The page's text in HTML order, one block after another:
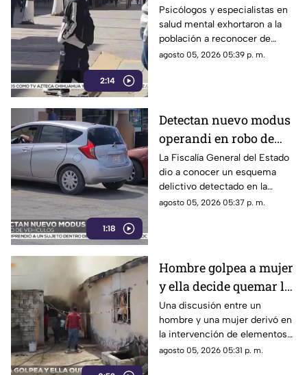
2:14
emocional? Así puedes
identificarlas
Psicólogos y especialistas en
salud mental exhortaron a la
población a reconocer de
forma temprana las conductas
agosto 05, 2026 05:39 p. m.
1:18
Detectan nuevo modus
operandi en robo de
vehículos en
Chihuahua | VIDEO
La Fiscalía General del Estado
dio a conocer un esquema
delictivo detectado en la
ciudad de Chihuahua.
agosto 05, 2026 05:37 p. m.
Hombre golpea a mujer
y ella decide quemar la
casa; ocurrió en Ciudad
Juárez | VIDEO
Una discusión entre un
hombre y una mujer derivó en
la intervención de elementos
de la Policía Municipal en la
agosto 05, 2026 05:31 p. m.